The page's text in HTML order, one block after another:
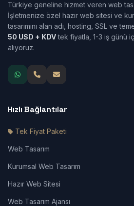
Türkiye geneline hizmet veren web
İşletmenize özel hazır web sitesi ve
tasarımını alan adı, hosting, SSL ve
50 USD + KDVtek fiyatla, 1-3 iş günü
alıyoruz.
Hızlı Bağlantılar
Tek Fiyat Paketi
Web Tasarım
Kurumsal Web Tasarım
Hazır Web Sitesi
Web Tasarım Ajansı